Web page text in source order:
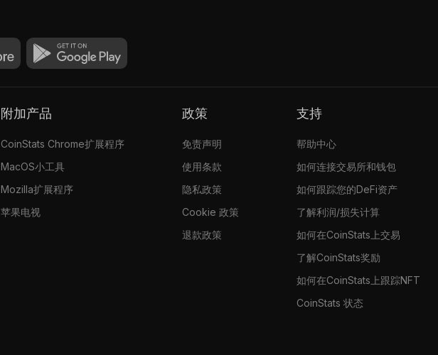
附加产品
CoinStats Chrome扩展程序
MacOS小工具
Mozilla扩展程序
苹果电视
政策
免责声明
使用条款
隐私政策
Cookie 政策
退款政策
支持
帮助中心
如何连接交易所和钱包
如何跟踪您的DeFi资产
了解利润/损失计算
如何在CoinStats上交易
了解CoinStats奖励
如何在CoinStats上跟踪NFT
CoinStats 状态